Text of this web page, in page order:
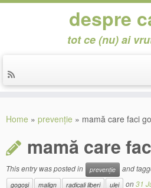
despre
tot ce (nu) ai
Home » prevenție » mamă care faci
mamă care
This entry was posted in prevenție and
gogoși
malign radicali liberi ulei on31